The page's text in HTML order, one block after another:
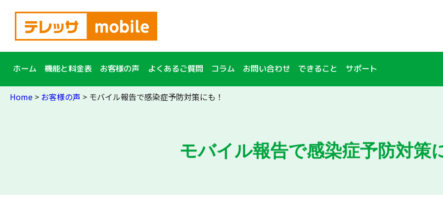
ホーム 機能と料金表 お客様の声 よくあるご質問 コラム お問い合わせ できること サポート
簡単10秒入力！資料
請求
Home > お客様の声 > モバイル報告で感染症予防対策にも！
モバイル報告で感染症予防対策